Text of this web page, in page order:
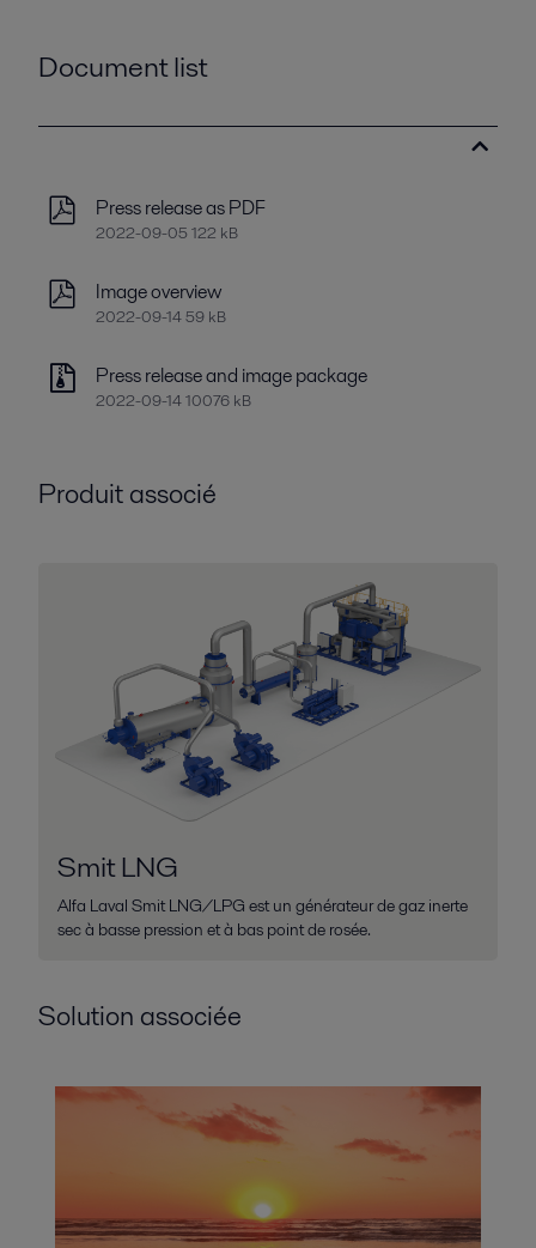
Document list
Press release as PDF
2022-09-05 122 kB
Image overview
2022-09-14 59 kB
Press release and image package
2022-09-14 10076 kB
Produit associé
Smit LNG
Alfa Laval Smit LNG/LPG est un générateur de gaz inerte
sec à basse pression et à bas point de rosée.
Solution associée